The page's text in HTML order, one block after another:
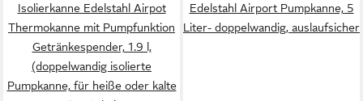
Isolierkanne Edelstahl Airpot
Thermokanne mit Pumpfunktion
Getränkespender, 1.9 l,
(doppelwandig isolierte
Pumpkanne, für heiße oder kalte
Edelstahl Airport Pumpkanne, 5
Liter- doppelwandig, auslaufsicher